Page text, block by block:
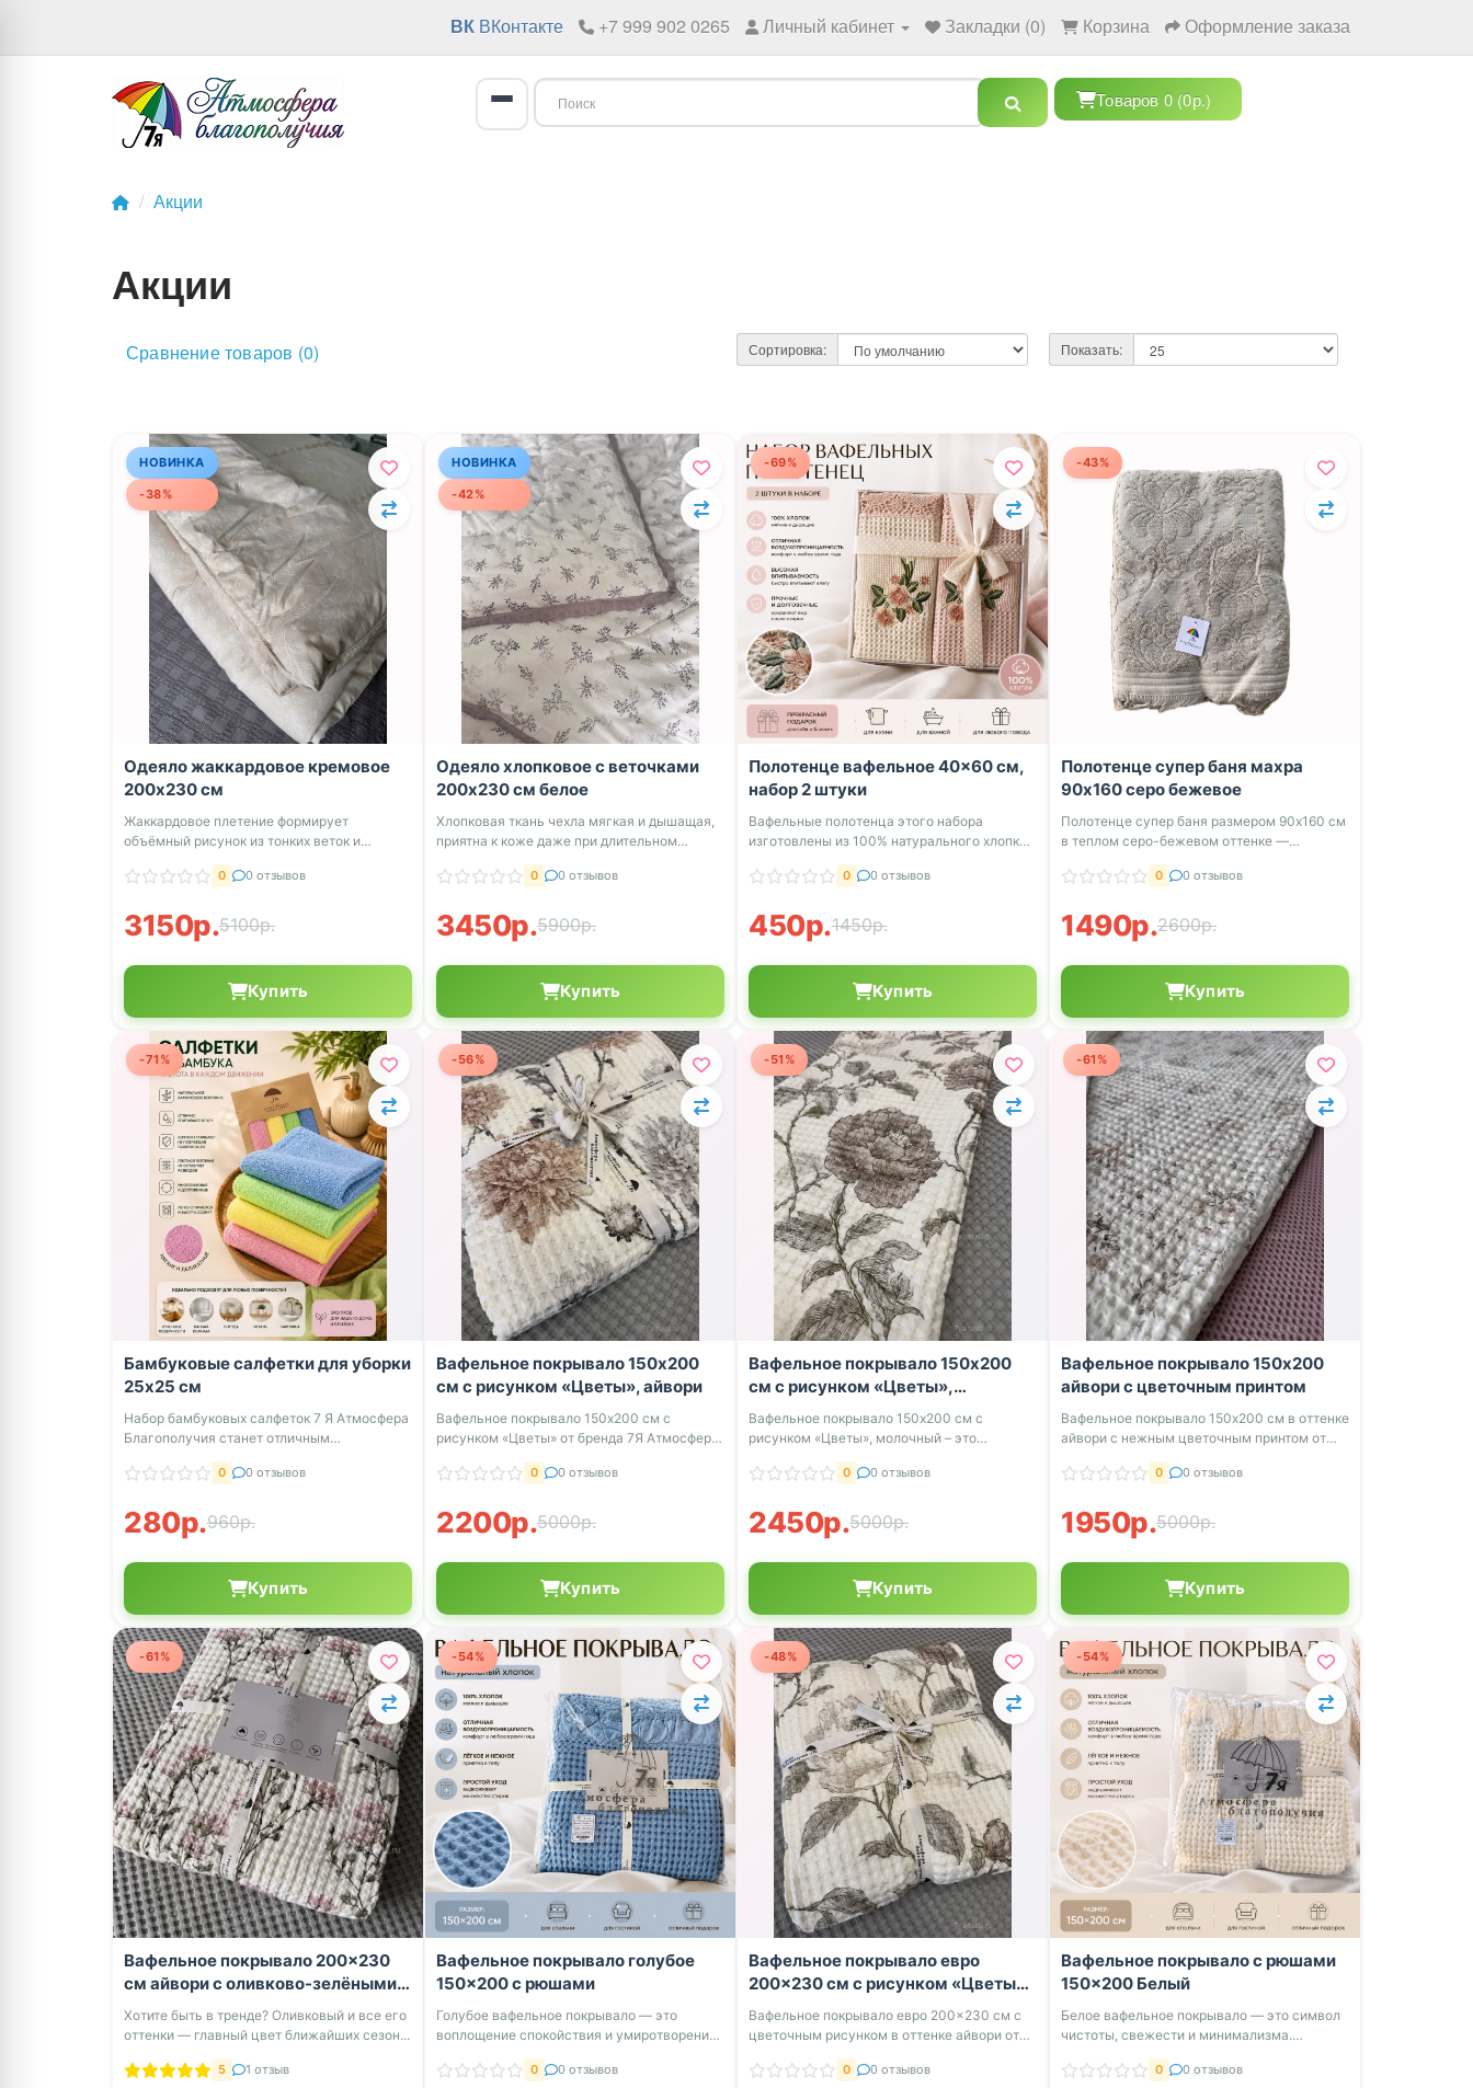
ВК ВКонтакте +7 999 902 0265 Личный кабинет Закладки (0) Корзина Оформление заказа
Товаров 0 (0р.)
Акции
Акции
Сравнение товаров (0) Сортировка: Показать:
НОВИНКА
-38%
Одеяло жаккардовое кремовое
200х230 см
Жаккардовое плетение формирует
объёмный рисунок из тонких веток и
листьев без пр...
0 0 отзывов
3150р.5100р.
Купить
НОВИНКА
-42%
Одеяло хлопковое с веточками
200х230 см белое
Хлопковая ткань чехла мягкая и дышащая,
приятна к коже даже при длительном
0 0 отзывов
3450р.5900р.
Купить
-69%
Полотенце вафельное 40×60 см,
набор 2 штуки
Вафельные полотенца этого набора
изготовлены из 100% натурального хлопка,
0 0 отзывов
450р.1450р.
Купить
-43%
Полотенце супер баня махра
90х160 серо бежевое
Полотенце супер баня размером 90х160 см
в теплом серо-бежевом оттенке —
0 0 отзывов
1490р.2600р.
Купить
-71%
Бамбуковые салфетки для уборки
25х25 см
Набор бамбуковых салфеток 7 Я Атмосфера
Благополучия станет отличным
помощником ...
0 0 отзывов
280р.960р.
Купить
-56%
Вафельное покрывало 150x200
см с рисунком «Цветы», айвори
Вафельное покрывало 150x200 см с
рисунком «Цветы» от бренда 7Я Атмосфера
0 0 отзывов
2200р.5000р.
Купить
-51%
Вафельное покрывало 150x200
см с рисунком «Цветы»,
молочный
Вафельное покрывало 150x200 см с
рисунком «Цветы», молочный – это
стильный и пра...
0 0 отзывов
2450р.5000р.
Купить
-61%
Вафельное покрывало 150х200
айвори с цветочным принтом
Вафельное покрывало 150х200 см в оттенке
айвори с нежным цветочным принтом от
0 0 отзывов
1950р.5000р.
Купить
-61%
Вафельное покрывало 200×230
см айвори с оливково-зелёными
цветами
Хотите быть в тренде? Оливковый и все его
оттенки — главный цвет ближайших сезон...
5 1 отзыв
-54%
Вафельное покрывало голубое
150×200 с рюшами
Голубое вафельное покрывало — это
воплощение спокойствия и умиротворения.
0 0 отзывов
-48%
Вафельное покрывало евро
200x230 см с рисунком «Цветы»,
айвори
Вафельное покрывало евро 200×230 см с
цветочным рисунком в оттенке айвори от
0 0 отзывов
-54%
Вафельное покрывало с рюшами
150×200 Белый
Белое вафельное покрывало — это символ
чистоты, свежести и минимализма.
0 0 отзывов